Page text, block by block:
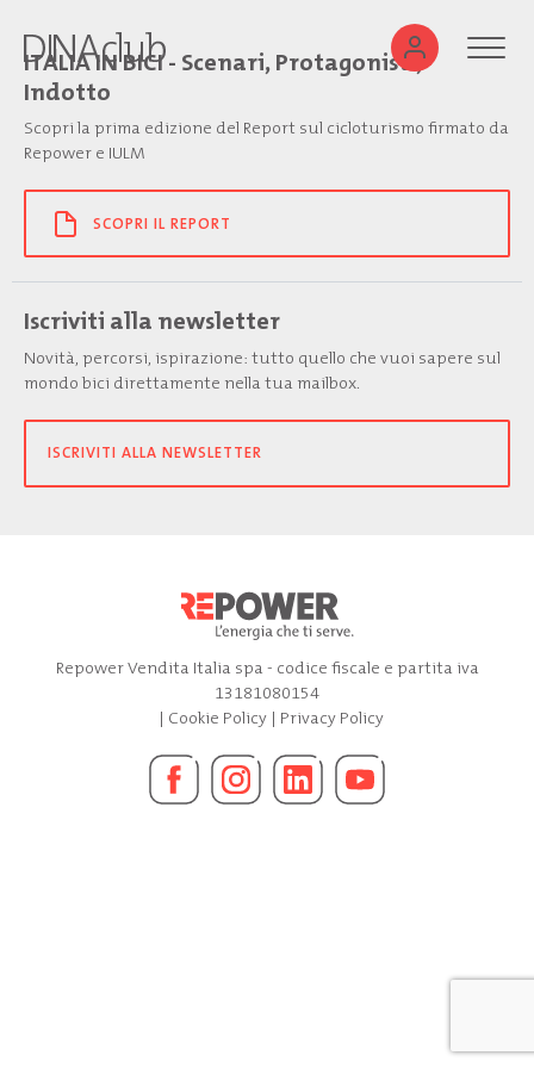
ITALIA IN BICI - Scenari, Protagonisti,
Indotto
Scopri la prima edizione del Report sul cicloturismo firmato da
Repower e IULM
SCOPRI IL REPORT
Iscriviti alla newsletter
Novità, percorsi, ispirazione: tutto quello che vuoi sapere sul
mondo bici direttamente nella tua mailbox.
ISCRIVITI ALLA NEWSLETTER
Repower Vendita Italia spa - codice fiscale e partita iva
13181080154
| Cookie Policy| Privacy Policy